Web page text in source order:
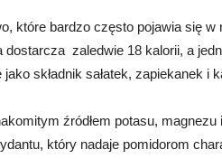
które bardzo często pojawia się
dostarcza zaledwie 18 kalorii, a
składnik sałatek, zapiekanek i
źródłem potasu,
który nadaje pomidorom